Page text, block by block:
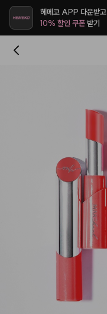
헤메코 APP 다운받고
10% 할인 쿠폰받기